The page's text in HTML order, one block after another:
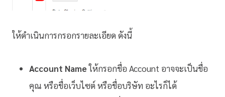
ให้ดำเนินการกรอกรายละเอียด ดังนี้
Account Nameให้กรอกชื่อ Account อาจจะเป็นชื่อ
คุณ หรือชื่อเว็บไซต์ หรือชื่อบริษัท อะไรก็ได้